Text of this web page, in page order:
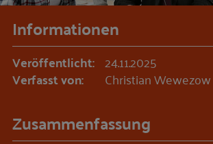
Informationen
Veröffentlicht: 24.11.2025
Verfasst von: Christian Wewezow
Zusammenfassung